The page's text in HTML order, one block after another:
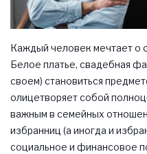
Каждый человек мечтает о
Белое платье, свадебная
своем) становиться
олицетворяет собой
важным в семейных
избранниц (а иногда и
социальное и финансовое